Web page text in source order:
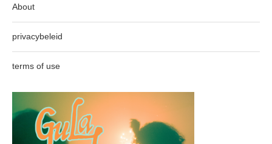
About
privacybeleid
terms of use